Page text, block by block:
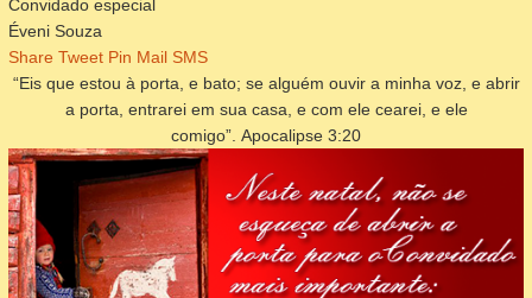
Convidado especial
Éveni Souza
Share Tweet Pin Mail SMS
“Eis que estou à porta, e bato; se alguém ouvir a minha voz, e abrir
a porta, entrarei em sua casa, e com ele cearei, e ele
comigo”. Apocalipse 3:20